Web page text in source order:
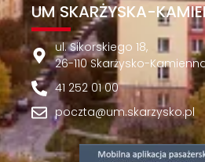
UM SKARŻYSKA-
ul. Sikorskiego 18,
26-110 Skarżysko-
41 252 01 00
poczta@um.skarzysko.pl